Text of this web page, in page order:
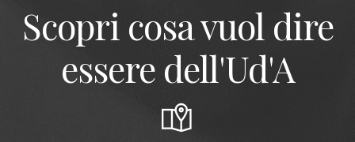
Scopri cosa vuol dire
essere dell'Ud'A